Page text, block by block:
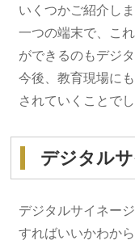
いくつかご紹介しま
一つの端末で、こ
ができるのもデジ
今後、教育現場に
されていくことでし
デジタル
デジタルサイネー
すればいいかわから